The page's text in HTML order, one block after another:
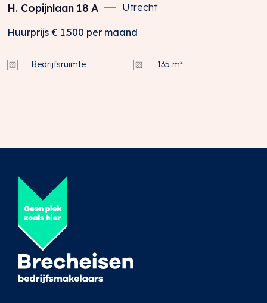
H. Copijnlaan 18 A Utrecht
Huurprijs € 1.500 per maand
Bedrijfsruimte 135 m²